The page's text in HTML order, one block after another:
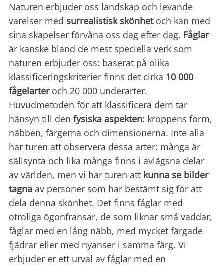
Naturen erbjuder oss landskap och levande
varelser med surrealistisk skönhetoch kan med
sina skapelser förvåna oss dag efter dag. Fåglar
är kanske bland de mest speciella verk som
naturen erbjuder oss: baserat på olika
klassificeringskriterier finns det cirka 10 000
fågelarteroch 20 000 underarter.
Huvudmetoden för att klassificera dem tar
hänsyn till den fysiska aspekten: kroppens form,
näbben, färgerna och dimensionerna. Inte alla
har turen att observera dessa arter: många är
sällsynta och lika många finns i avlägsna delar
av världen, men vi har turen att kunna se bilder
tagna av personer som har bestämt sig för att
dela denna skönhet. Det finns fåglar med
otroliga ögonfransar, de som liknar små vaddar,
fåglar med en lång näbb, med mycket färgade
fjädrar eller med nyanser i samma färg. Vi
erbjuder er ett urval av fåglar med en